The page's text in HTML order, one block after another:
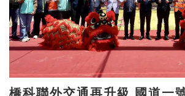
橋科聯外交通再升級 國道一號匝道工程正